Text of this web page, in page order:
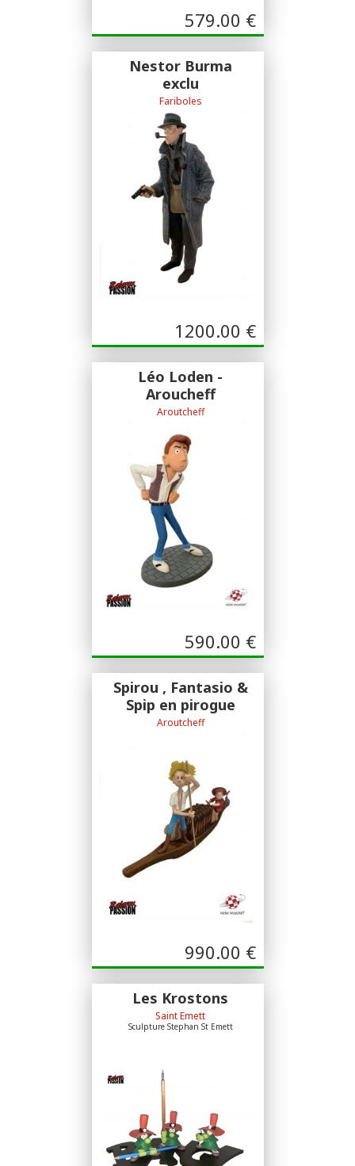
579.00 €
Nestor Burma
exclu
Fariboles
Sculpture Pascal Rodier
1200.00 €
Léo Loden -
Aroucheff
Aroutcheff
590.00 €
Spirou , Fantasio &
Spip en pirogue
Aroutcheff
990.00 €
Les Krostons
Saint Emett
Sculpture Stephan St Emett